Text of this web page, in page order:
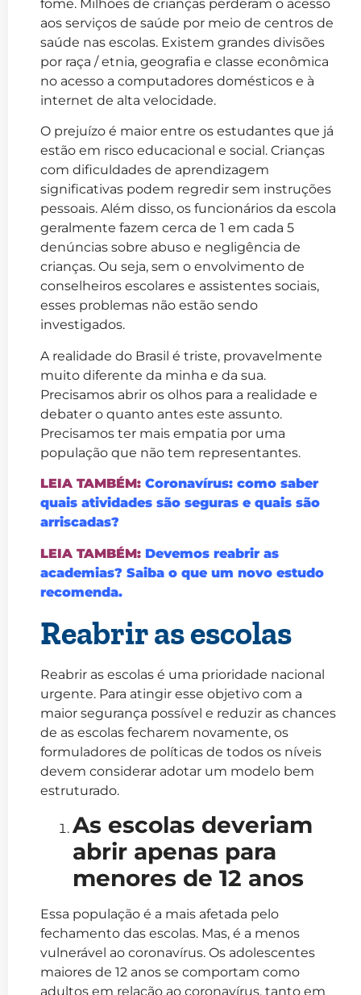
fome. Milhões de crianças perderam o acesso
aos serviços de saúde por meio de centros de
saúde nas escolas. Existem grandes divisões
por raça / etnia, geografia e classe econômica
no acesso a computadores domésticos e à
internet de alta velocidade.
O prejuízo é maior entre os estudantes que já
estão em risco educacional e social. Crianças
com dificuldades de aprendizagem
significativas podem regredir sem instruções
pessoais. Além disso, os funcionários da escola
geralmente fazem cerca de 1 em cada 5
denúncias sobre abuso e negligência de
crianças. Ou seja, sem o envolvimento de
conselheiros escolares e assistentes sociais,
esses problemas não estão sendo
investigados.
A realidade do Brasil é triste, provavelmente
muito diferente da minha e da sua.
Precisamos abrir os olhos para a realidade e
debater o quanto antes este assunto.
Precisamos ter mais empatia por uma
população que não tem representantes.
LEIA TAMBÉM: Coronavírus: como saber
quais atividades são seguras e quais são
arriscadas?
LEIA TAMBÉM: Devemos reabrir as
academias? Saiba o que um novo estudo
recomenda.
Reabrir as escolas
Reabrir as escolas é uma prioridade nacional
urgente. Para atingir esse objetivo com a
maior segurança possível e reduzir as chances
de as escolas fecharem novamente, os
formuladores de políticas de todos os níveis
devem considerar adotar um modelo bem
estruturado.
As escolas deveriam
abrir apenas para
menores de 12 anos
Essa população é a mais afetada pelo
fechamento das escolas. Mas, é a menos
vulnerável ao coronavírus. Os adolescentes
maiores de 12 anos se comportam como
adultos em relação ao coronavírus, tanto em